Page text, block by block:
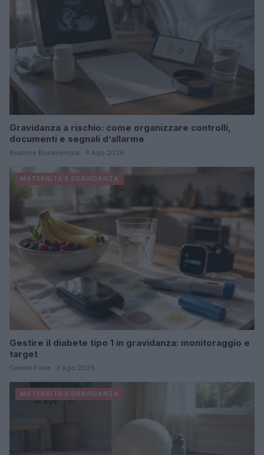
Gravidanza a rischio: come organizzare controlli,
documenti e segnali d’allarme
Beatrice Bonaventura · 4 Ago 2026
MATERNITÀ E GRAVIDANZA
Gestire il diabete tipo 1 in gravidanza: monitoraggio e
target
Camilla Fiore · 3 Ago 2026
MATERNITÀ E GRAVIDANZA